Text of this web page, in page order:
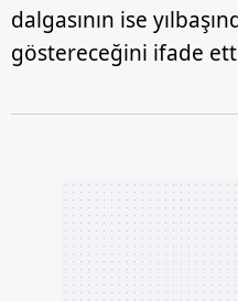
dalgasının ise
göstereceğini ifade